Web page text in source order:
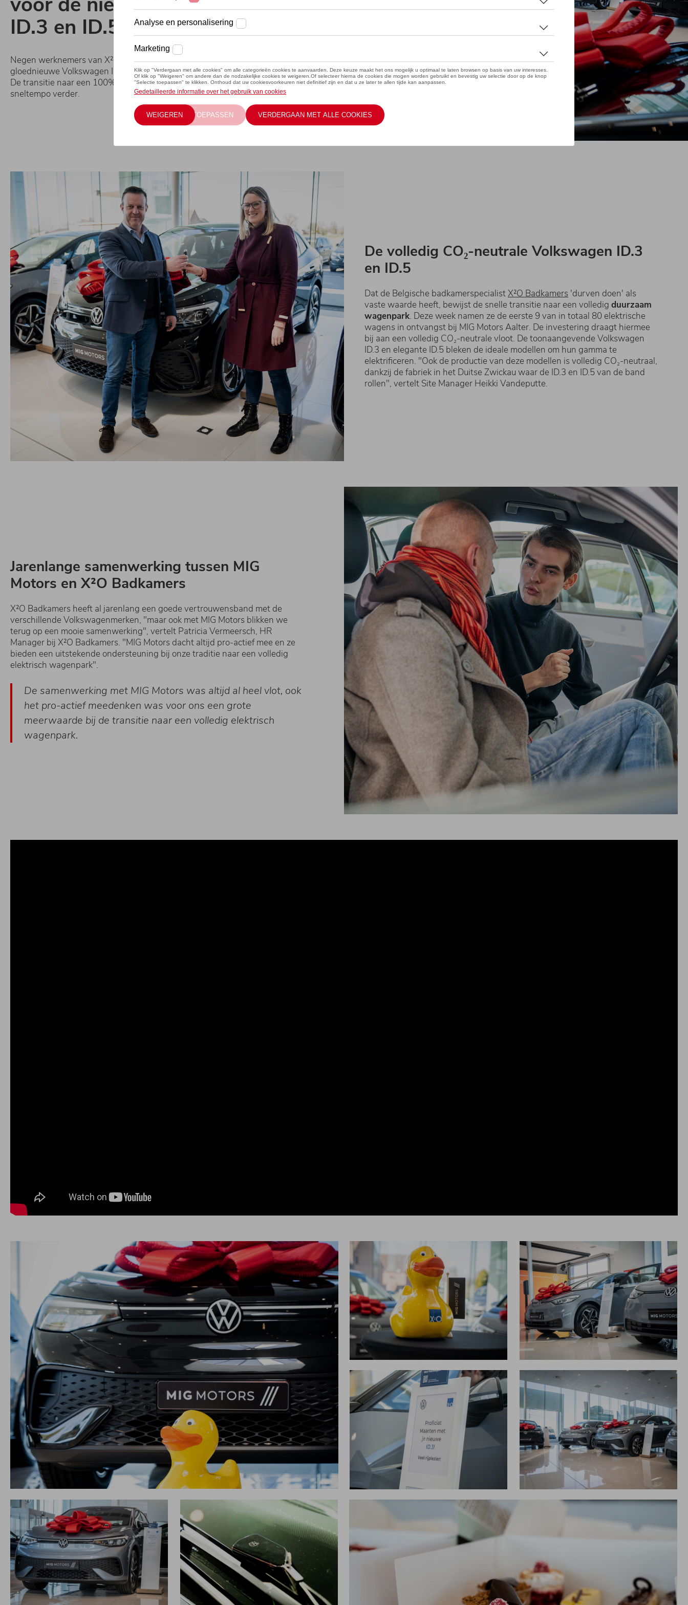
ID.3 en ID.5.
Negen werknemers van X²O badkamers namen deze week hun
gloednieuwe Volkswagen ID.3 en ID.5 in ontvangst bij MIG Motors.
De transitie naar een 100% duurzaam wagenpark loopt hiermee aan
sneltempo verder.
De volledig CO₂-neutrale Volkswagen ID.3
en ID.5
Dat de Belgische badkamerspecialistX²O Badkamers 'durven doen' als
vaste waarde heeft, bewijst de snelle transitie naar een volledig duurzaam
wagenpark. Deze week namen ze de eerste 9 van in totaal 80 elektrische
wagens in ontvangst bij MIG Motors Aalter. De investering draagt hiermee
bij aan een volledig CO₂-neutrale vloot. De toonaangevende Volkswagen
ID.3 en elegante ID.5 bleken de ideale modellen om hun gamma te
elektrificeren. "Ook de productie van deze modellen is volledig CO₂-neutraal,
dankzij de fabriek in het Duitse Zwickau waar de ID.3 en ID.5 van de band
rollen", vertelt Site Manager Heikki Vandeputte.
Jarenlange samenwerking tussen MIG
Motors en X²O Badkamers
X²O Badkamers heeft al jarenlang een goede vertrouwensband met de
verschillende Volkswagenmerken, "maar ook met MIG Motors blikken we
terug op een mooie samenwerking", vertelt Patricia Vermeersch, HR
Manager bij X²O Badkamers. "MIG Motors dacht altijd pro-actief mee en ze
bieden een uitstekende ondersteuning bij onze traditie naar een volledig
elektrisch wagenpark".
De samenwerking met MIG Motors was altijd al heel vlot, ook
het pro-actief meedenken was voor ons een grote
meerwaarde bij de transitie naar een volledig elektrisch
wagenpark.